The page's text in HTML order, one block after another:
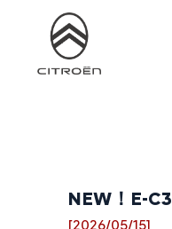
NEW！E-C3
[2026/05/15]